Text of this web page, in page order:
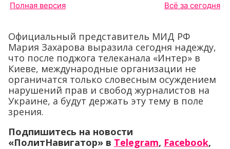
Полная версия Всё за сегодня
Официальный представитель МИД РФ
Мария Захарова выразила сегодня надежду,
что после поджога телеканала «Интер» в
Киеве, международные организации не
органичатся только словесным осуждением
нарушений прав и свобод журналистов на
Украине, а будут держать эту тему в поле
зрения.
Подпишитесь на новости
«ПолитНавигатор» в Telegram, Facebook,